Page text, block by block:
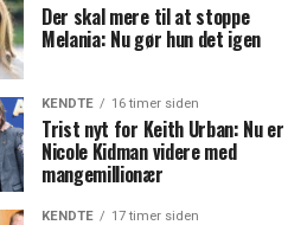
Der skal mere til at stoppe
Melania: Nu gør hun det igen
KENDTE 16 timer siden
Trist nyt for Keith Urban: Nu er
Nicole Kidman videre med
mangemillionær
KENDTE 17 timer siden